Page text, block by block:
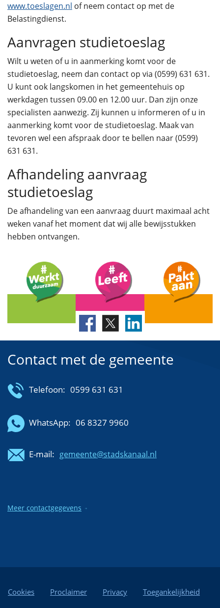
www.toeslagen.nl of neem contact op met de
Belastingdienst.
Aanvragen studietoeslag
Wilt u weten of u in aanmerking komt voor de
studietoeslag, neem dan contact op via (0599) 631 631.
U kunt ook langskomen in het gemeentehuis op
werkdagen tussen 09.00 en 12.00 uur. Dan zijn onze
specialisten aanwezig. Zij kunnen u informeren of u in
aanmerking komt voor de studietoeslag. Maak van
tevoren wel een afspraak door te bellen naar (0599)
631 631.
Afhandeling aanvraag
studietoeslag
De afhandeling van een aanvraag duurt maximaal acht
weken vanaf het moment dat wij alle bewijsstukken
hebben ontvangen.
Contact met de gemeente
Telefoon: 0599 631 631
WhatsApp: 06 8327 9960
E-mail: gemeente@stadskanaal.nl
Meer contactgegevens
Cookies Proclaimer Privacy
Toegankelijkheid